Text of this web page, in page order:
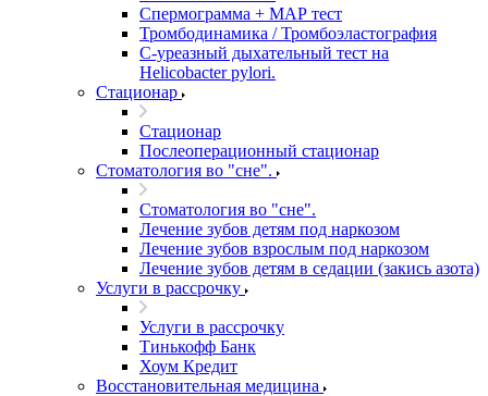
Спермограмма + МАР тест
Тромбодинамика / Тромбоэластография
С-уреазный дыхательный тест на
Helicobacter pylori.
Стационар
Стационар
Послеоперационный стационар
Стоматология во "сне".
Стоматология во "сне".
Лечение зубов детям под наркозом
Лечение зубов взрослым под наркозом
Лечение зубов детям в седации (закись азота)
Услуги в рассрочку
Услуги в рассрочку
Тинькофф Банк
Хоум Кредит
Восстановительная медицина